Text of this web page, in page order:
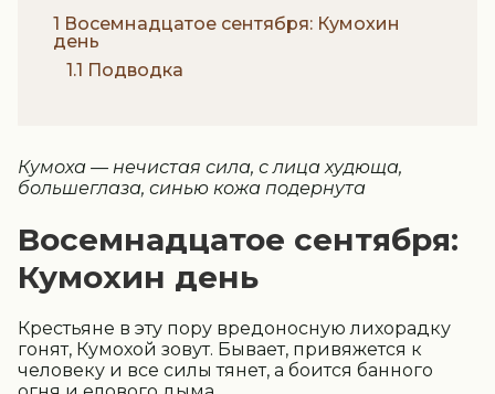
1 Восемнадцатое сентября: Кумохин
день
1.1 Подводка
Кумоха — нечистая сила, с лица худюща,
большеглаза, синью кожа подернута
Восемнадцатое сентября:
Кумохин день
Крестьяне в эту пору вредоносную лихорадку
гонят, Кумохой зовут. Бывает, привяжется к
человеку и все силы тянет, а боится банного